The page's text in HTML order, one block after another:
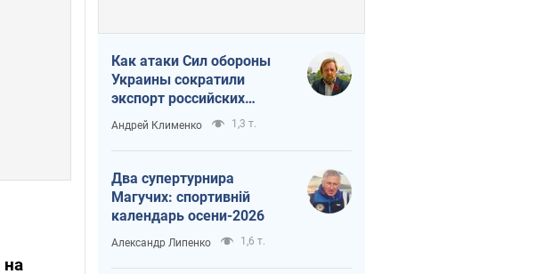
на
Как атаки Сил обороны
Украины сократили
экспорт российских
нефтепродуктов
Андрей Клименко 1,3 т.
Два супертурнира
Магучих: спортивній
календарь осени-2026
Александр Липенко 1,6 т.